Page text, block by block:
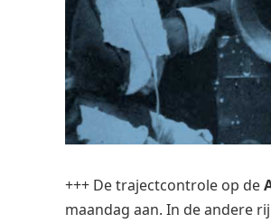
+++ De trajectcontrole op de
maandag aan. In de andere